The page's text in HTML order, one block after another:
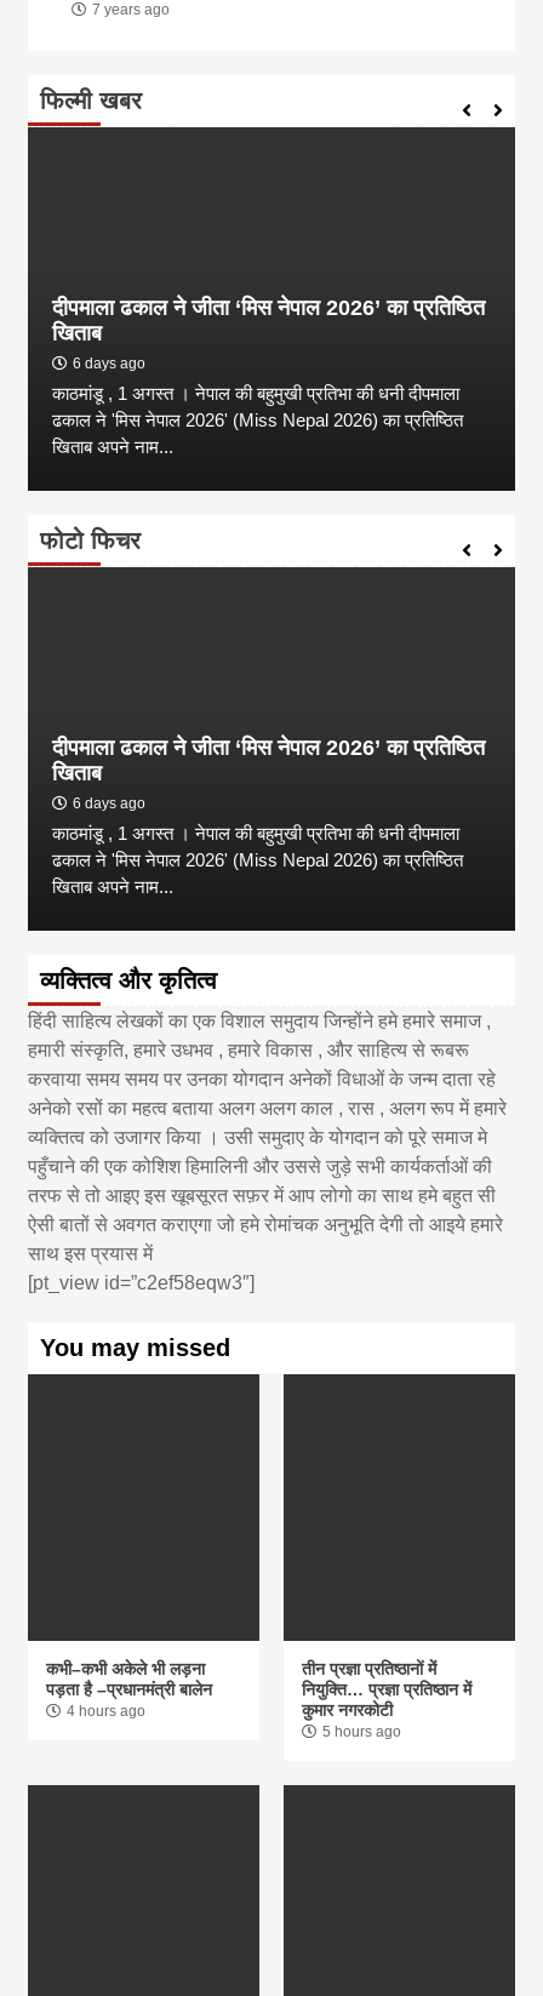
7 years ago
फिल्मी खबर
दीपमाला ढकाल ने जीता ‘मिस नेपाल 2026’ का प्रतिष्ठित
खिताब
6 days ago
काठमांडू , 1 अगस्त । नेपाल की बहुमुखी प्रतिभा की धनी दीपमाला
ढकाल ने 'मिस नेपाल 2026' (Miss Nepal 2026) का प्रतिष्ठित
खिताब अपने नाम...
फोटो फिचर
दीपमाला ढकाल ने जीता ‘मिस नेपाल 2026’ का प्रतिष्ठित
खिताब
6 days ago
काठमांडू , 1 अगस्त । नेपाल की बहुमुखी प्रतिभा की धनी दीपमाला
ढकाल ने 'मिस नेपाल 2026' (Miss Nepal 2026) का प्रतिष्ठित
खिताब अपने नाम...
व्यक्तित्व और कृतित्व
हिंदी साहित्य लेखकों का एक विशाल समुदाय जिन्होंने हमे हमारे समाज ,
हमारी संस्कृति, हमारे उधभव , हमारे विकास , और साहित्य से रूबरू
करवाया समय समय पर उनका योगदान अनेकों विधाओं के जन्म दाता रहे
अनेको रसों का महत्व बताया अलग अलग काल , रास , अलग रूप में हमारे
व्यक्तित्व को उजागर किया । उसी समुदाए के योगदान को पूरे समाज मे
पहुँचाने की एक कोशिश हिमालिनी और उससे जुड़े सभी कार्यकर्ताओं की
तरफ से तो आइए इस खूबसूरत सफ़र में आप लोगो का साथ हमे बहुत सी
ऐसी बातों से अवगत कराएगा जो हमे रोमांचक अनुभूति देगी तो आइये हमारे
साथ इस प्रयास में
[pt_view id=”c2ef58eqw3″]
You may missed
कभी–कभी अकेले भी लड़ना
पड़ता है –प्रधानमंत्री बालेन
4 hours ago
तीन प्रज्ञा प्रतिष्ठानों में
नियुक्ति… प्रज्ञा प्रतिष्ठान में
कुमार नगरकोटी
5 hours ago